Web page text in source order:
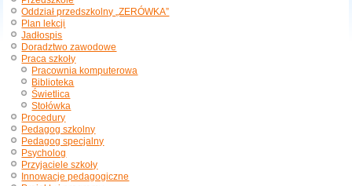
Oddział przedszkolny „ZERÓWKA”
Plan lekcji
Jadłospis
Doradztwo zawodowe
Praca szkoły
Pracownia komputerowa
Biblioteka
Świetlica
Stołówka
Procedury
Pedagog szkolny
Pedagog specjalny
Psycholog
Przyjaciele szkoły
Innowacje pedagogiczne